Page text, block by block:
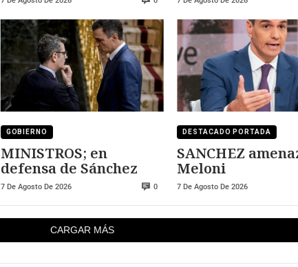
GOBIERNO
MINISTROS; en
defensa de Sánchez
7 De Agosto De 2026 0
DESTACADO PORTADA
SANCHEZ amenaza a
Meloni
7 De Agosto De 2026
CARGAR MÁS